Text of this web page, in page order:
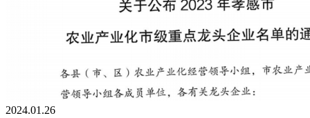
2024.01.26